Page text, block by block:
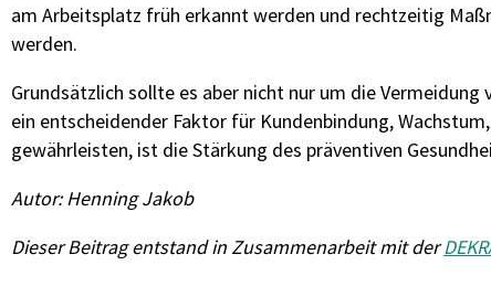
am Arbeitsplatz früh erkannt werden und rechtzeitig
werden.
Grundsätzlich sollte es aber nicht nur um die
ein entscheidender Faktor für Kundenbindung,
gewährleisten, ist die Stärkung des präventiven
Autor: Henning Jakob
Dieser Beitrag entstand in Zusammenarbeit mit der